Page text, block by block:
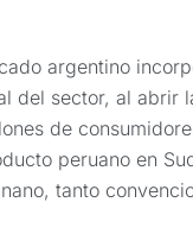
argentino
del sector, al abrir
de
peruano en
tanto